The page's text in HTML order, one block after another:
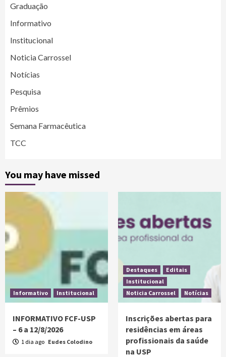
Graduação
Informativo
Institucional
Noticia Carrossel
Notícias
Pesquisa
Prêmios
Semana Farmacêutica
TCC
You may have missed
Informativo Institucional
INFORMATIVO FCF-USP
– 6 a 12/8/2026
1 dia ago Eudes Colodino
Destaques
Editais
Institucional
Noticia Carrossel
Notícias
Inscrições abertas para
residências em áreas
profissionais da saúde
na USP